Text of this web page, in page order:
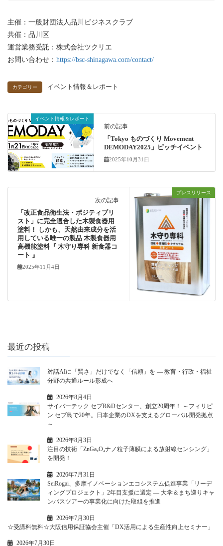
主催：一般財団法人品川ビジネスクラブ
共催：品川区
運営業務受託：株式会社ツクリエ
お問い合わせ： https://bsc-shinagawa.com/contact/
カテゴリー イベント情報＆レポート
イベント情報＆レポート
前の記事
「Tokyo ものづくり Movement
DEMODAY2025」ピッチイベント
2025年10月31日
プレスリリース
次の記事
「改正食品衛生法・ポジティブリ
スト」に完全適合した木製食器用
塗料！ しかも、天然由来成分を活
用している唯一の製品 木製食器用
高機能塗料『 木守り専科 新食器コ
ート 』
2025年11月4日
最近の投稿
対話AIに「賢さ」だけでなく「信頼」を ― 教育・行政・福祉
分野の共通ルール形成へ
2026年8月4日
サイバーテック セブR&Dセンター、創立20周年！ ～フィリピ
ン セブ島で20年。日本企業のDXを支えるグローバル開発拠点
～
2026年8月3日
注目の技術「ZnGa₂O₄ナノ粒子薄膜による放射線センシング」
を開発！
2026年7月31日
SeiRogai、多摩イノベーションエコシステム促進事業「リーデ
ィングプロジェクト」2年目支援に選定 ― 大学＆まち巡りキャ
ンパスツアーの事業化に向けた取組を推進
2026年7月30日
☆受講料無料☆大阪信用保証協会主催「DX活用による生産性向上セミナー」
2026年7月30日